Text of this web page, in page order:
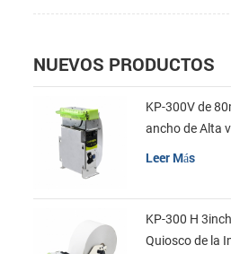
NUEVOS PRODUCTOS
KP-300V de
ancho de Alta
la Impresora
Leer Más
KP-300 H
Quiosco de la